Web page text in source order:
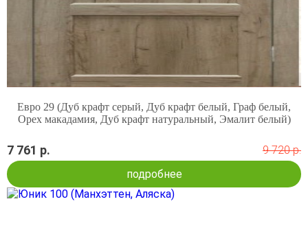
Евро 29 (Дуб крафт серый, Дуб крафт белый, Граф белый,
Орех макадамия, Дуб крафт натуральный, Эмалит белый)
7 761 р.
9 720 р.
подробнее